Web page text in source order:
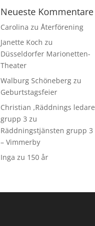
Neueste Kommentare
Carolina zuÅterförening
Janette Koch zu
Düsseldorfer Marionetten-
Theater
Walburg Schöneberg zu
Geburtstagsfeier
Christian ,Räddnings ledare
grupp 3 zu
Räddningstjänsten grupp 3
– Vimmerby
Inga zu 150 år